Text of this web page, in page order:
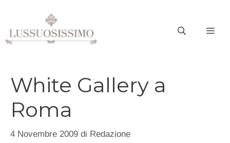
contenuto
White Gallery a
Roma
4 Novembre 2009 di Redazione